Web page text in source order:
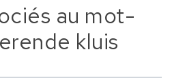
au mot-
kluis